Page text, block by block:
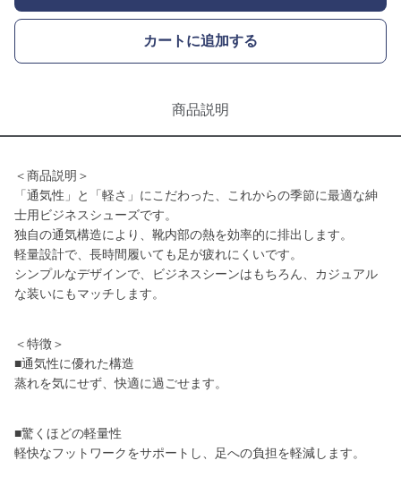
カートに追加する
商品説明
＜商品説明＞
「通気性」と「軽さ」にこだわった、これからの季節に最適な紳
士用ビジネスシューズです。
独自の通気構造により、靴内部の熱を効率的に排出します。
軽量設計で、長時間履いても足が疲れにくいです。
シンプルなデザインで、ビジネスシーンはもちろん、カジュアル
な装いにもマッチします。
＜特徴＞
■通気性に優れた構造
蒸れを気にせず、快適に過ごせます。
■驚くほどの軽量性
軽快なフットワークをサポートし、足への負担を軽減します。